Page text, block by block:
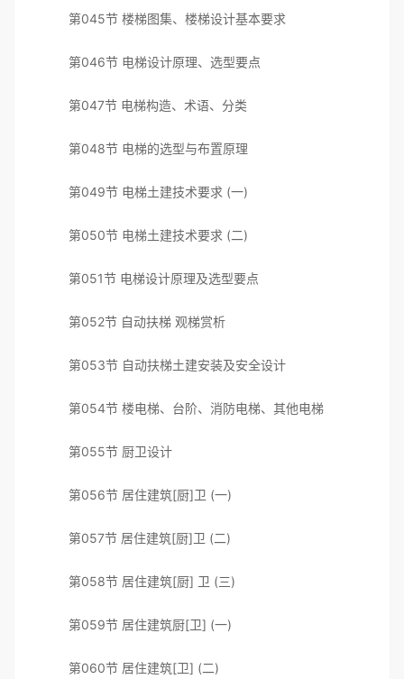
第045节 楼梯图集、楼梯设计基本要求
第046节 电梯设计原理、选型要点
第047节 电梯构造、术语、分类
第048节 电梯的选型与布置原理
第049节 电梯土建技术要求 (一)
第050节 电梯土建技术要求 (二)
第051节 电梯设计原理及选型要点
第052节 自动扶梯 观梯赏析
第053节 自动扶梯土建安装及安全设计
第054节 楼电梯、台阶、消防电梯、其他电梯
第055节 厨卫设计
第056节 居住建筑[厨]卫 (一)
第057节 居住建筑[厨]卫 (二)
第058节 居住建筑[厨] 卫 (三)
第059节 居住建筑厨[卫] (一)
第060节 居住建筑[卫] (二)